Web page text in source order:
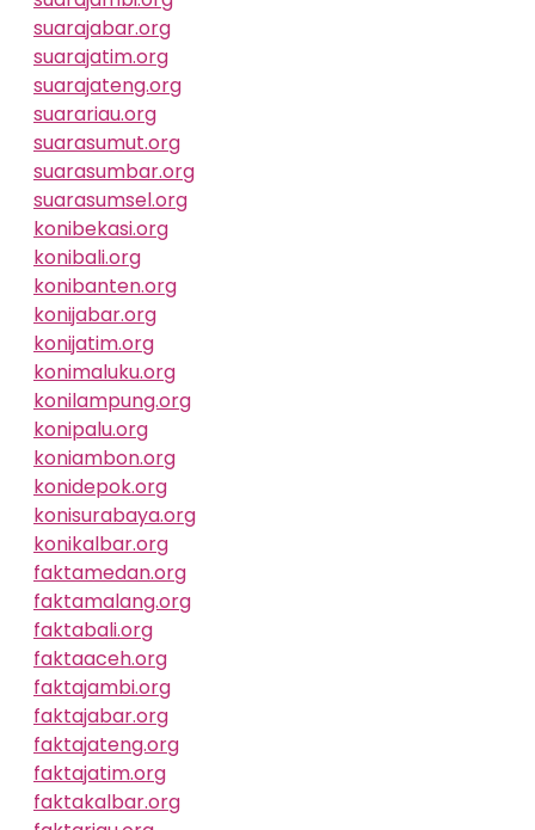
suarajabar.org
suarajatim.org
suarajateng.org
suarariau.org
suarasumut.org
suarasumbar.org
suarasumsel.org
konibekasi.org
konibali.org
konibanten.org
konijabar.org
konijatim.org
konimaluku.org
konilampung.org
konipalu.org
koniambon.org
konidepok.org
konisurabaya.org
konikalbar.org
faktamedan.org
faktamalang.org
faktabali.org
faktaaceh.org
faktajambi.org
faktajabar.org
faktajateng.org
faktajatim.org
faktakalbar.org